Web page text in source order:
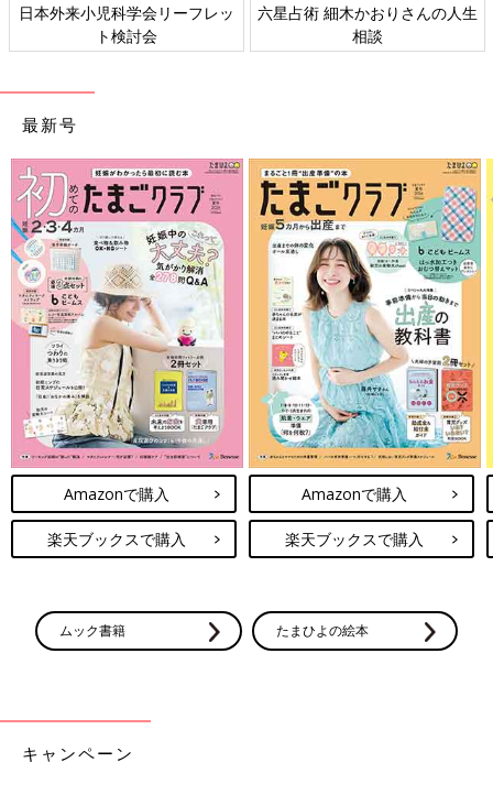
日本外来小児科学会リーフレッ
ト検討会
六星占術 細木かおりさんの人生
相談
最新号
Amazonで購入
楽天ブックスで購入
Amazonで購入
楽天ブックスで購入
ムック書籍 たまひよの絵本
キャンペーン